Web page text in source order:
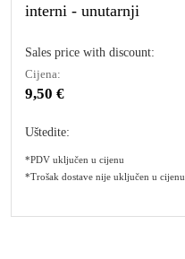
interni - unutarnji
Sales price with discount:
Cijena:
9,50 €
Uštedite:
*PDV uključen u cijenu
*Trošak dostave nije uključen u cijenu